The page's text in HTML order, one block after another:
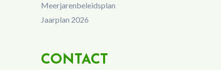
Meerjarenbeleidsplan
Jaarplan 2026
CONTACT